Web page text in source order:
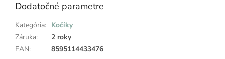
Dodatočné parametre
Kategória: Kočíky
Záruka:
2 roky
EAN: 8595114433476